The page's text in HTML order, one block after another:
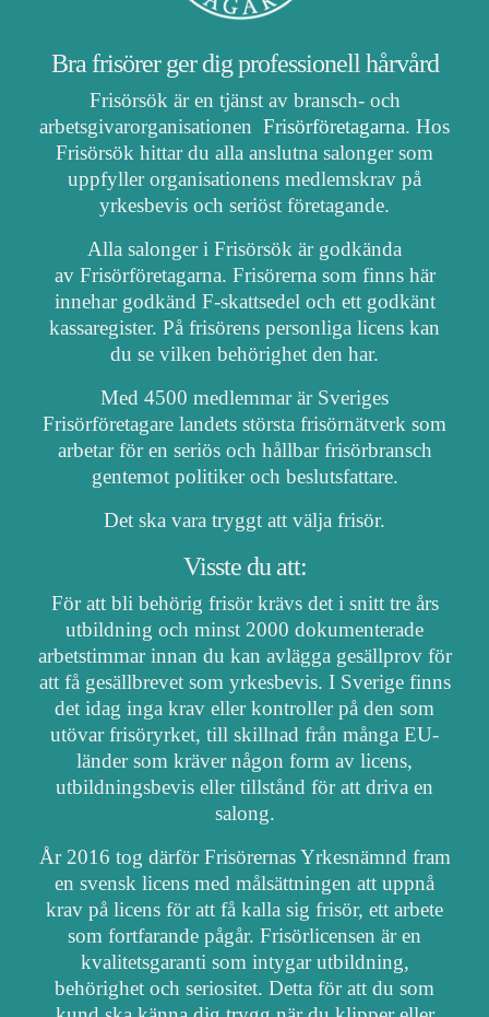
Bra frisörer ger dig professionell hårvård
Frisörsök är en tjänst av bransch- och
arbetsgivarorganisationen Frisörföretagarna. Hos
Frisörsök hittar du alla anslutna salonger som
uppfyller organisationens medlemskrav på
yrkesbevis och seriöst företagande.
Alla salonger i Frisörsök är godkända
av Frisörföretagarna. Frisörerna som finns här
innehar godkänd F-skattsedel och ett godkänt
kassaregister. På frisörens personliga licens kan
du se vilken behörighet den har.
Med 4500 medlemmar är Sveriges
Frisörföretagare landets största frisörnätverk som
arbetar för en seriös och hållbar frisörbransch
gentemot politiker och beslutsfattare.
Det ska vara tryggt att välja frisör.
Visste du att:
För att bli behörig frisör krävs det i snitt tre års
utbildning och minst 2000 dokumenterade
arbetstimmar innan du kan avlägga gesällprov för
att få gesällbrevet som yrkesbevis. I Sverige finns
det idag inga krav eller kontroller på den som
utövar frisöryrket, till skillnad från många EU-
länder som kräver någon form av licens,
utbildningsbevis eller tillstånd för att driva en
salong.
År 2016 tog därför Frisörernas Yrkesnämnd fram
en svensk licens med målsättningen att uppnå
krav på licens för att få kalla sig frisör, ett arbete
som fortfarande pågår. Frisörlicensen är en
kvalitetsgaranti som intygar utbildning,
behörighet och seriositet. Detta för att du som